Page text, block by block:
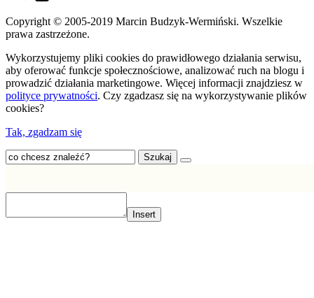
Copyright © 2005-2019 Marcin Budzyk-Wermiński. Wszelkie
prawa zastrzeżone.
Wykorzystujemy pliki cookies do prawidłowego działania serwisu,
aby oferować funkcje społecznościowe, analizować ruch na blogu i
prowadzić działania marketingowe. Więcej informacji znajdziesz w
polityce prywatności. Czy zgadzasz się na wykorzystywanie plików
cookies?
Tak, zgadzam się
Szukaj
Insert